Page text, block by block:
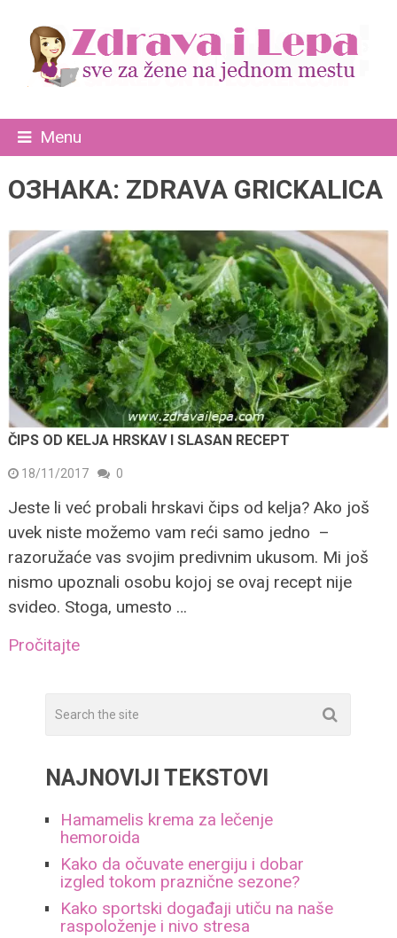
Menu
ОЗНАКА: ZDRAVA GRICKALICA
ČIPS OD KELJA HRSKAV I SLASAN RECEPT
18/11/2017 0
Jeste li već probali hrskavi čips od kelja? Ako još
uvek niste možemo vam reći samo jedno –
razoružaće vas svojim predivnim ukusom. Mi još
nismo upoznali osobu kojoj se ovaj recept nije
svideo. Stoga, umesto …
Pročitajte
NAJNOVIJI TEKSTOVI
Hamamelis krema za lečenje
hemoroida
Kako da očuvate energiju i dobar
izgled tokom praznične sezone?
Kako sportski događaji utiču na naše
raspoloženje i nivo stresa